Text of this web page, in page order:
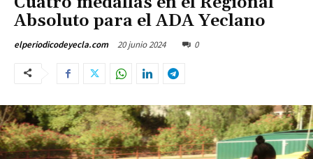
Absoluto para el ADA Yeclano
elperiodicodeyecla.com 20 junio 2024 0